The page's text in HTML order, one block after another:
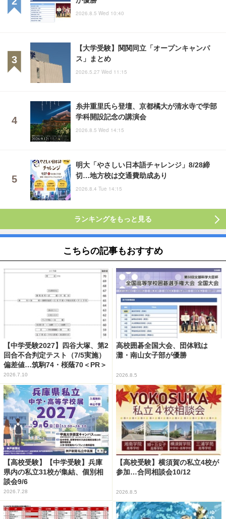
2026.8.5 Wed 10:40
【大学受験】関関同立「オープンキャンパ
ス」まとめ
2026.5.27 Wed 11:15
糸井重里氏ら登壇、京都橘大が清水寺で学部
学科開設記念の講演会
2026.8.5 Wed 14:15
明大「やさしい日本語チャレンジ」8/28締
切…地方校は交通費助成あり
2026.8.4 Tue 14:15
ランキングをもっと見る
こちらの記事もおすすめ
【中学受験2027】四谷大塚、第2
回合不合判定テスト（7/5実施）
偏差値…筑駒74・桜蔭70＜PR＞
2026.7.10
高校囲碁全国大会、団体戦は
灘・南山女子部が優勝
2026.8.5
【高校受験】【中学受験】兵庫
県内の私立31校が集結、個別相
談会9/6
2026.7.28
【高校受験】横須賀の私立4校が
参加…合同相談会10/12
2026.8.5